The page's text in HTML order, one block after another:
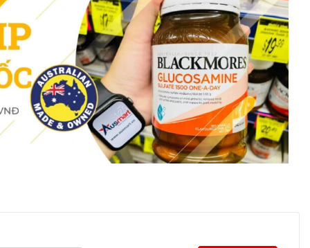
Pty Ltd (Australia)
0902.571.389
phẩm Lily Huỳnh Đã duyệt nội dung